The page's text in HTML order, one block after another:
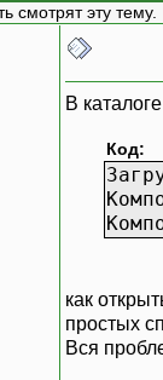
смотрят эту тему.
В
Код:
как
простых
Вся